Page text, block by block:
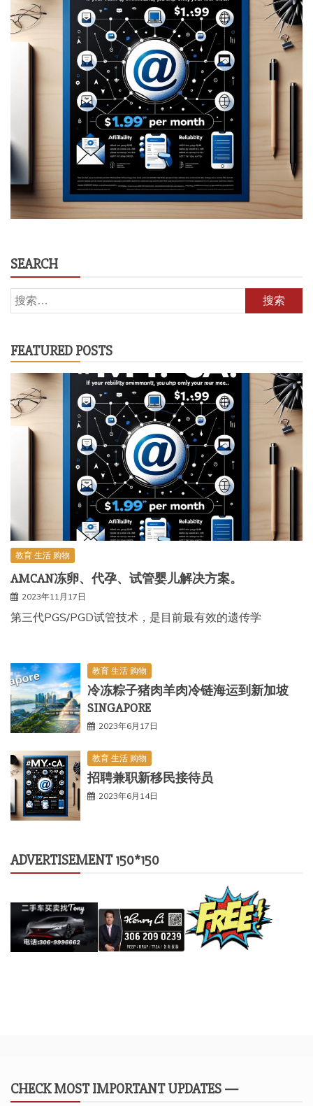
SEARCH
搜
索：
FEATURED POSTS
教育 生活 购物
AMCAN冻卵、代孕、试管婴儿解决方案。
2023年11月17日
第三代PGS/PGD试管技术，是目前最有效的遗传学
教育 生活 购物
冷冻粽子猪肉羊肉冷链海运到新加坡
SINGAPORE
2023年6月17日
教育 生活 购物
招聘兼职新移民接待员
2023年6月14日
ADVERTISEMENT 150*150
CHECK MOST IMPORTANT UPDATES —